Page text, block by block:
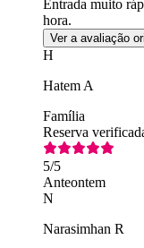
Entrada muito
hora.
Ver a avaliação
H
Hatem A
Família
Reserva
5/5
Anteontem
N
Narasimhan R